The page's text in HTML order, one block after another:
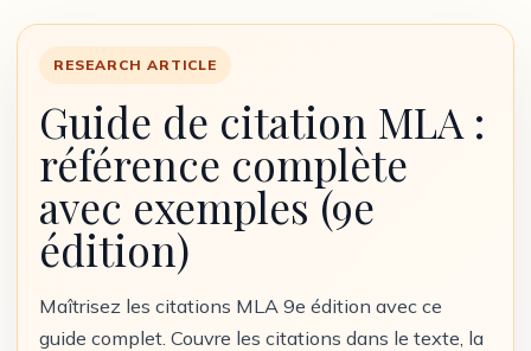
RESEARCH ARTICLE
Guide de citation MLA :
référence complète
avec exemples (9e
édition)
Maîtrisez les citations MLA 9e édition avec ce
guide complet. Couvre les citations dans le texte, la